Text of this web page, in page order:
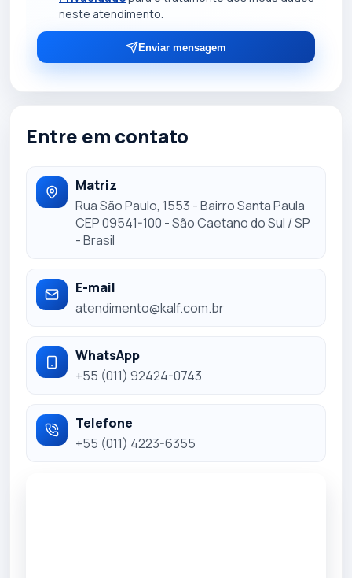
neste atendimento.
Enviar mensagem
Entre em contato
Matriz
Rua São Paulo, 1553 - Bairro Santa Paula
CEP 09541-100 - São Caetano do Sul / SP
- Brasil
E-mail
atendimento@kalf.com.br
WhatsApp
+55 (011) 92424-0743
Telefone
+55 (011) 4223-6355